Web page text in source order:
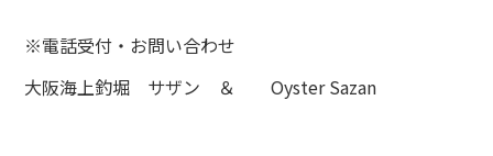
※電話受付・お問い合わせ
大阪海上釣堀 サザン ＆ Oyster Sazan